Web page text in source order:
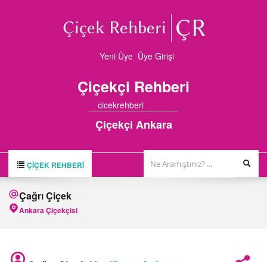
Yeni Üye Üye Girişi
Çiçekçi Rehberi
cicekrehberi
Çiçekçi Ankara
ÇIÇEK REHBERI
ÇİÇEKÇİLER
FİRMA BAŞVURUSU
Çağrı Çiçek
Ankara Çiçekçisi